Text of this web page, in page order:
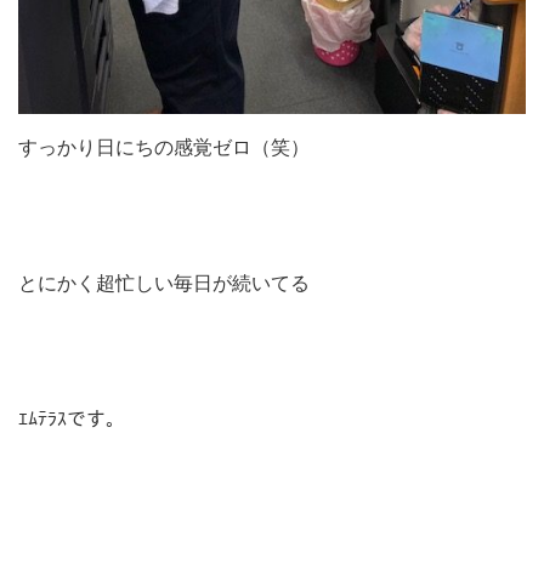
すっかり日にちの感覚ゼロ（笑）
とにかく超忙しい毎日が続いてる
ｴﾑﾃﾗｽです。